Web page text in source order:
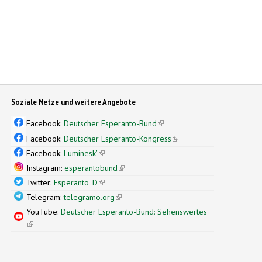
Soziale Netze und weitere Angebote
Facebook:Deutscher Esperanto-Bund(link is external)
Facebook:Deutscher Esperanto-Kongress(link is external)
Facebook:Luminesk'(link is external)
Instagram:esperantobund(link is external)
Twitter:Esperanto_D(link is external)
Telegram:telegramo.org(link is external)
YouTube:Deutscher Esperanto-Bund: Sehenswertes
(link is external)